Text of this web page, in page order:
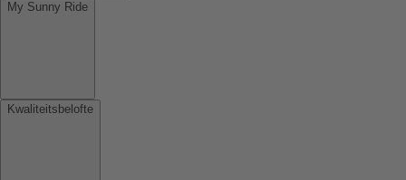
My Sunny Ride
Kwaliteitsbelofte